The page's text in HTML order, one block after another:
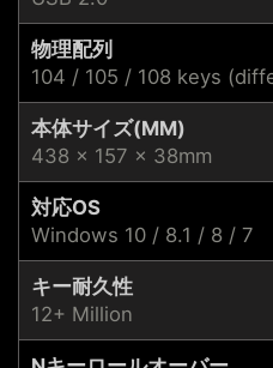
物理配列
104 / 105 / 108 keys
本体サイズ(MM)
438 x 157 x 38mm
対応OS
Windows 10 / 8.1 / 8 / 7
キー耐久性
12+ Million